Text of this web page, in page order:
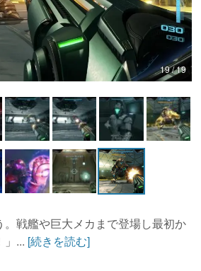
19 / 19
戦艦や巨大メカまで登場し最初か
」... [続きを読む]